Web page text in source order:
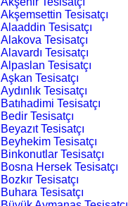
Akşemsettin Tesisatçı
Alaaddin Tesisatçı
Alakova Tesisatçı
Alavardı Tesisatçı
Alpaslan Tesisatçı
Aşkan Tesisatçı
Aydınlık Tesisatçı
Batıhadimi Tesisatçı
Bedir Tesisatçı
Beyazıt Tesisatçı
Beyhekim Tesisatçı
Binkonutlar Tesisatçı
Bosna Hersek Tesisatçı
Bozkır Tesisatçı
Buhara Tesisatçı